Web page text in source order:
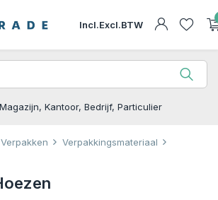
Incl.Excl.BTW
15.000m2 op Voorraad |
Verpakken
Verpakkingsmateriaal